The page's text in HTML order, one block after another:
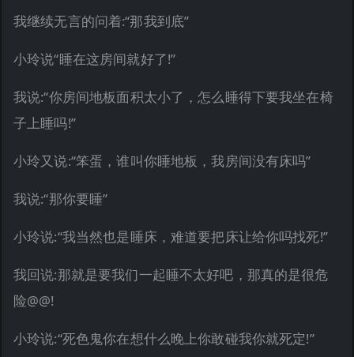
我继续无言的问着:“那我到底”
小玲说“睡在这房间就好了!”
我说:“你房间地板面积太小了，怎么睡得下要我坐在椅
子上睡吗!”
小玲又说:“笨蛋，谁叫你睡地板，我房间没有床吗”
我说:“那你要睡”
小玲说:“我当然也是睡床，难道要把床让给你吗找死!”
我回说:那就是要我们一起睡不太好吧，那真的是很危
险@@!
小玲说:“死色鬼你在想什么晚上你敢碰我你就死定!”